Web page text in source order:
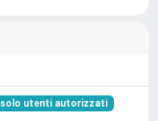
solo utenti autorizzati